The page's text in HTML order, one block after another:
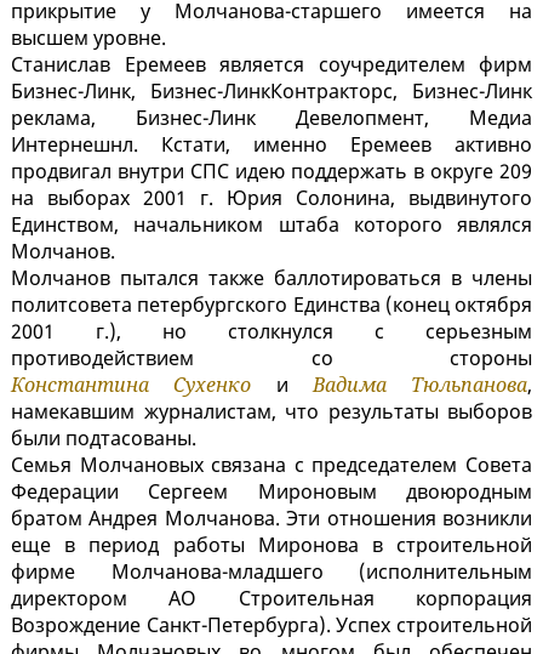
прикрытие у Молчанова-старшего имеется на
высшем уровне.
Станислав Еремеев является соучредителем фирм
Бизнес-Линк, Бизнес-ЛинкКонтракторс, Бизнес-Линк
реклама, Бизнес-Линк Девелопмент, Медиа
Интернешнл. Кстати, именно Еремеев активно
продвигал внутри СПС идею поддержать в округе 209
на выборах 2001 г. Юрия Солонина, выдвинутого
Единством, начальником штаба которого являлся
Молчанов.
Молчанов пытался также баллотироваться в члены
политсовета петербургского Единства (конец октября
2001 г.), но столкнулся с серьезным
противодействием со стороны
Константина Сухенко иВадима Тюльпанова,
намекавшим журналистам, что результаты выборов
были подтасованы.
Семья Молчановых связана с председателем Совета
Федерации Сергеем Мироновым двоюродным
братом Андрея Молчанова. Эти отношения возникли
еще в период работы Миронова в строительной
фирме Молчанова-младшего (исполнительным
директором АО Строительная корпорация
Возрождение Санкт-Петербурга). Успех строительной